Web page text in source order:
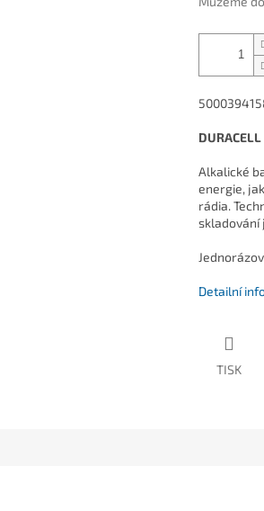
Alkalické
energie,
rádia.
skladování
Detailní
TISK